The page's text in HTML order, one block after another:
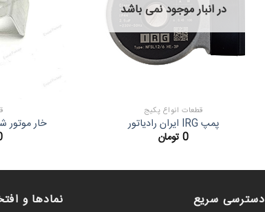
در انبار موجود نمی باشد
قطعات انواع پکیج
پمپ IRG ایران رادیاتور
0 تومان
خار موتور
دسترسی سریع نمادها و